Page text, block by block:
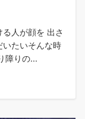
人が顔を 出さ
たいそんな時
障りの...